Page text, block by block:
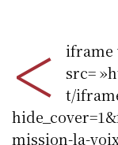
<
iframe
src=
t/
mission-la-